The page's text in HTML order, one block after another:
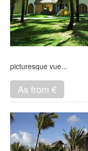
picturesque vue...
As from €